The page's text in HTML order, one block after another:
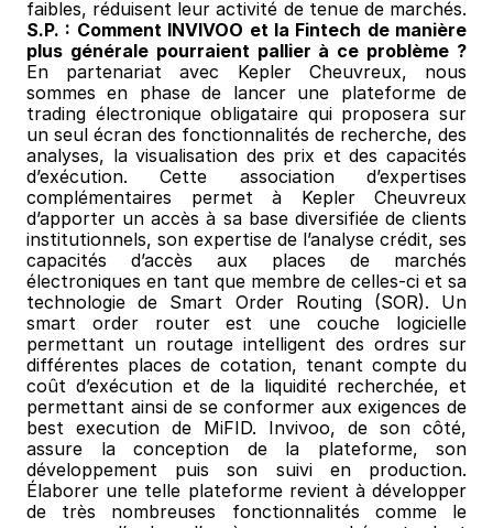
S.P. : Comment INVIVOO et la Fintech de manière
plus générale pourraient pallier à ce problème ?
En partenariat avec Kepler Cheuvreux, nous
sommes en phase de lancer une plateforme de
trading électronique obligataire qui proposera sur
un seul écran des fonctionnalités de recherche, des
analyses, la visualisation des prix et des capacités
d’exécution. Cette association d’expertises
complémentaires permet à Kepler Cheuvreux
d’apporter un accès à sa base diversifiée de clients
institutionnels, son expertise de l’analyse crédit, ses
capacités d’accès aux places de marchés
électroniques en tant que membre de celles-ci et sa
technologie de Smart Order Routing (SOR). Un
smart order router est une couche logicielle
permettant un routage intelligent des ordres sur
différentes places de cotation, tenant compte du
coût d’exécution et de la liquidité recherchée, et
permettant ainsi de se conformer aux exigences de
best execution de MiFID. Invivoo, de son côté,
assure la conception de la plateforme, son
développement puis son suivi en production.
Élaborer une telle plateforme revient à développer
de très nombreuses fonctionnalités comme le